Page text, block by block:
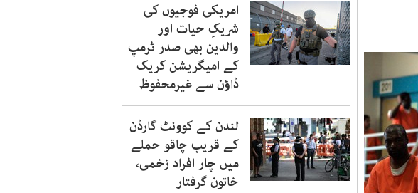
امریکی فوجیوں کی
شریکِ حیات اور
والدین بھی صدر ٹرمپ
کے امیگریشن کریک
ڈاؤن سے غیرمحفوظ
لندن کے کوونٹ گارڈن
کے قریب چاقو حملے
میں چار افراد زخمی،
خاتون گرفتار